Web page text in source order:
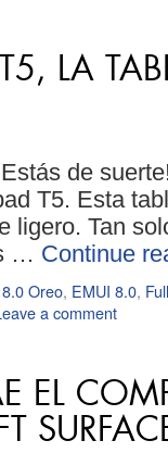
LA
de
T5. Esta
ligero. Tan
… Continue
Oreo, EMUI 8.0,
a comment
EL